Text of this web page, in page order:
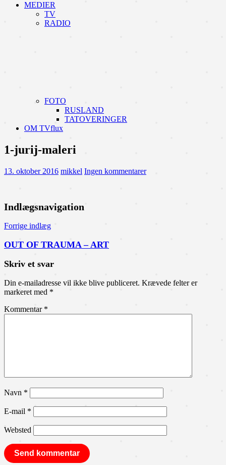
MEDIER
TV
RADIO
FOTO
RUSLAND
TATOVERINGER
OM TVflux
1-jurij-maleri
13. oktober 2016 mikkel Ingen kommentarer
Indlægsnavigation
Forrige indlæg
OUT OF TRAUMA – ART
Skriv et svar
Din e-mailadresse vil ikke blive publiceret. Krævede felter er
markeret med *
Kommentar *
Navn *
E-mail *
Websted